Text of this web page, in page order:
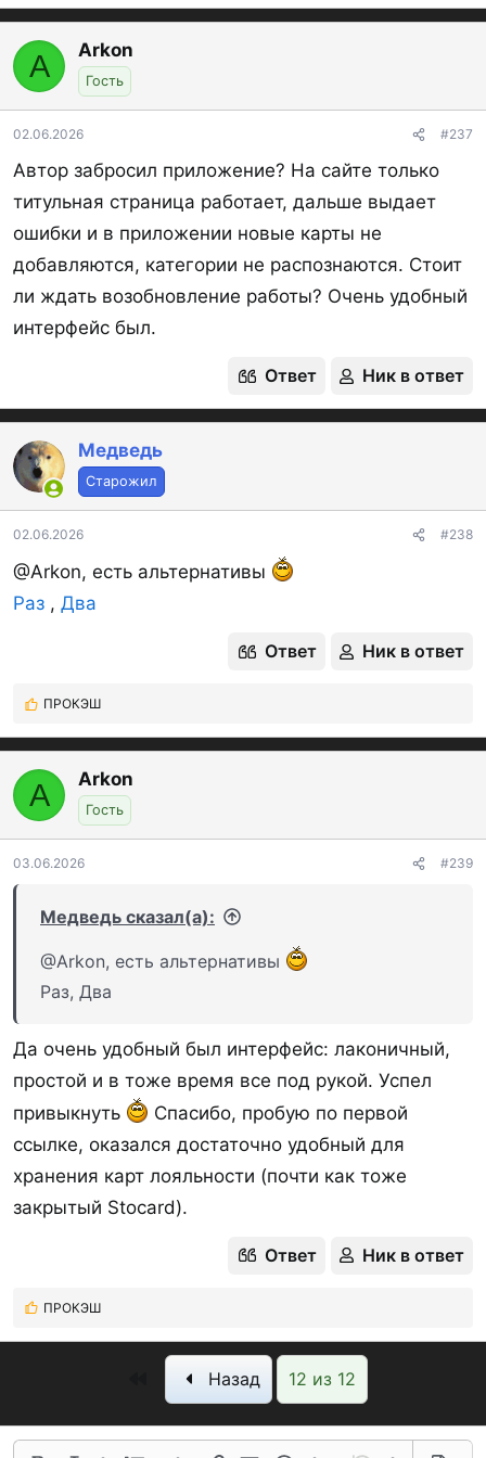
допускается не порзднее двух дней?
Например, выбрать 26 марта не получается
уже
Посмотреть вложение 17819
A Arkon
Гость
02.06.2026 #237
Автор забросил приложение? На сайте только
титульная страница работает, дальше выдает
ошибки и в приложении новые карты не
добавляются, категории не распознаются. Стоит
ли ждать возобновление работы? Очень удобный
интерфейс был.
Ответ Ник в ответ
Медведь
Старожил
02.06.2026 #238
@Arkon, есть альтернативы
Раз , Два
Ответ Ник в ответ
Р
е
а
к
и
и
:
ПРОКЭШ
A Arkon
Гость
03.06.2026 #239
Медведь сказал(а):
@Arkon, есть альтернативы
Раз, Два
Да очень удобный был интерфейс: лаконичный,
простой и в тоже время все под рукой. Успел
привыкнуть
Спасибо, пробую по первой
ссылке, оказался достаточно удобный для
хранения карт лояльности (почти как тоже
закрытый Stocard).
Ответ Ник в ответ
Р
и
ПРОКЭШ
ПервыйНазад 12 из 12